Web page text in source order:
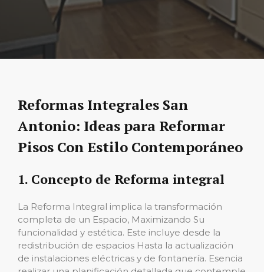
Reformas Integrales San
Antonio: Ideas para Reformar
Pisos Con Estilo Contemporáneo
1. Concepto de Reforma integral
La Reforma Integral implica la transformación
completa de un Espacio, Maximizando Su
funcionalidad y estética. Este incluye desde la
redistribución de espacios Hasta la actualización
de instalaciones eléctricas y de fontanería. Esencia